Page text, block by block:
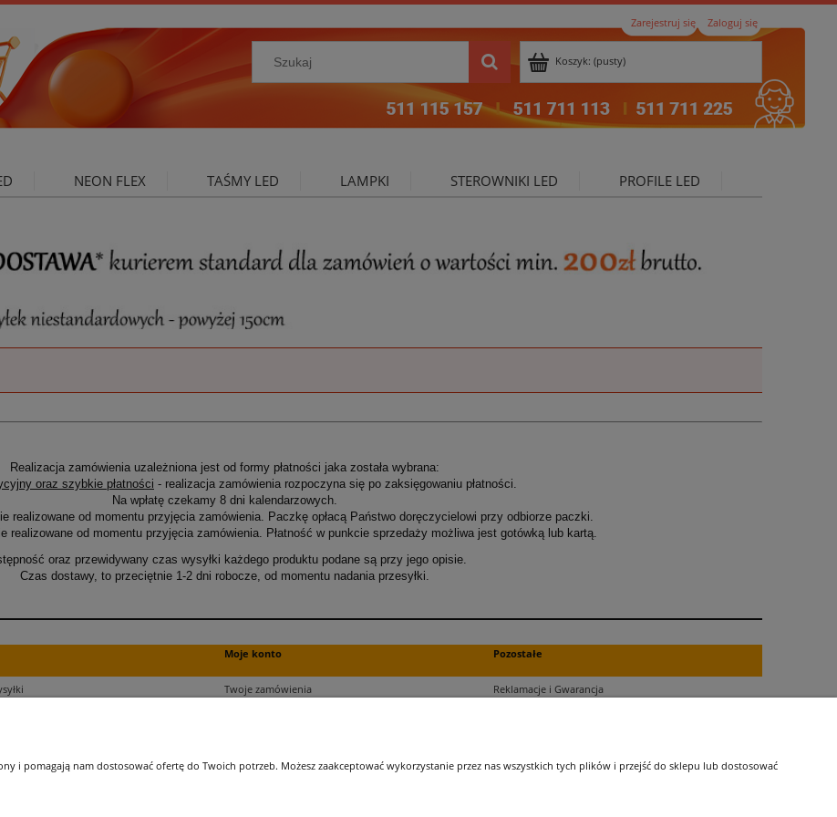
Zarejestruj się Zaloguj się
Koszyk: (pusty)
NEON FLEX TAŚMY LED LAMPKI STEROWNIKI LED PROFILE LED
Realizacja zamówienia uzależniona jest od formy płatności jaka została wybrana:
oraz szybkie płatności - realizacja zamówienia rozpoczyna się po zaksięgowaniu płatności.
Na wpłatę czekamy 8 dni kalendarzowych.
realizowane od momentu przyjęcia zamówienia. Paczkę opłacą Państwo doręczycielowi przy odbiorze paczki.
realizowane od momentu przyjęcia zamówienia. Płatność w punkcie sprzedaży możliwa jest gotówką lub kartą.
oraz przewidywany czas wysyłki każdego produktu podane są przy jego opisie.
Czas dostawy, to przeciętnie 1-2 dni robocze, od momentu nadania przesyłki.
zamówień
Moje konto
Twoje zamówienia
Pozostałe
Reklamacje i Gwarancja
i pomagają nam dostosować ofertę do Twoich potrzeb. Możesz zaakceptować wykorzystanie przez nas wszystkich tych plików i przejść do sklepu lub dostosować